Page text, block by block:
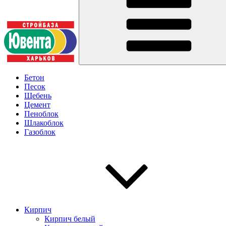
Бетон
Песок
Щебень
Цемент
Пеноблок
Шлакоблок
Газоблок
Кирпич
Кирпич белый